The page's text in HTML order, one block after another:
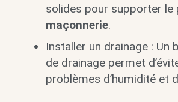
solides pour supporter le
maçonnerie.
Installer un drainage : Un
de drainage permet
problèmes d’humidité et